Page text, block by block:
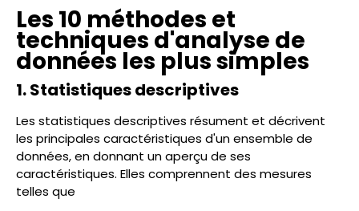
Les 10 méthodes et
techniques d'analyse de
données les plus simples
1. Statistiques descriptives
Les statistiques descriptives résument et décrivent
les principales caractéristiques d'un ensemble de
données, en donnant un aperçu de ses
caractéristiques. Elles comprennent des mesures
telles que